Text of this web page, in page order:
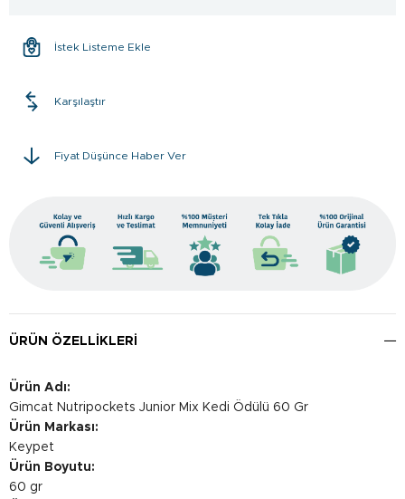
İstek Listeme Ekle
Karşılaştır
Fiyat Düşünce Haber Ver
ÜRÜN ÖZELLIKLERI
Ürün Adı:
Gimcat Nutripockets Junior Mix Kedi Ödülü 60 Gr
Ürün Markası:
Keypet
Ürün Boyutu:
60 gr